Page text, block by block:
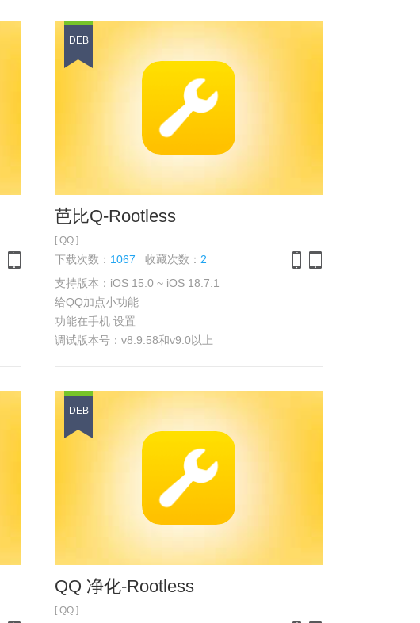
DEB
芭比Q-Rootless
[ QQ ]
下载次数： 1067 收藏次数： 2
支持版本：iOS 15.0 ~ iOS 18.7.1
给QQ加点小功能
功能在手机 设置
调试版本号：v8.9.58和v9.0以上
DEB
QQ 净化-Rootless
[ QQ ]